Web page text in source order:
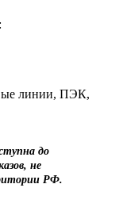
линии, ПЭК,
до
не
РФ.